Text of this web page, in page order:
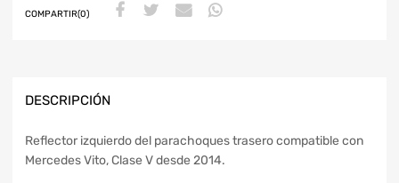
COMPARTIR(0)
DESCRIPCIÓN
Reflector izquierdo del parachoques trasero compatible con
Mercedes Vito, Clase V desde 2014.